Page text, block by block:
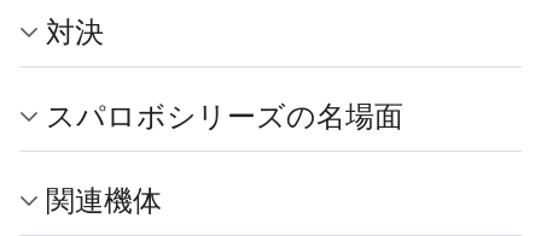
対決
スパロボシリーズの名場面
関連機体